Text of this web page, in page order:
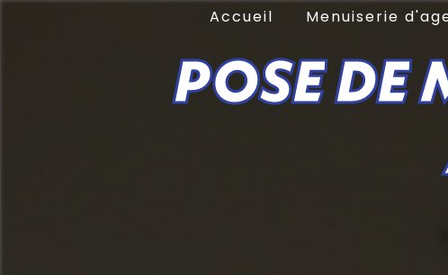
Accueil Menuiserie
POSE DE
Panneau de gestion des cookies